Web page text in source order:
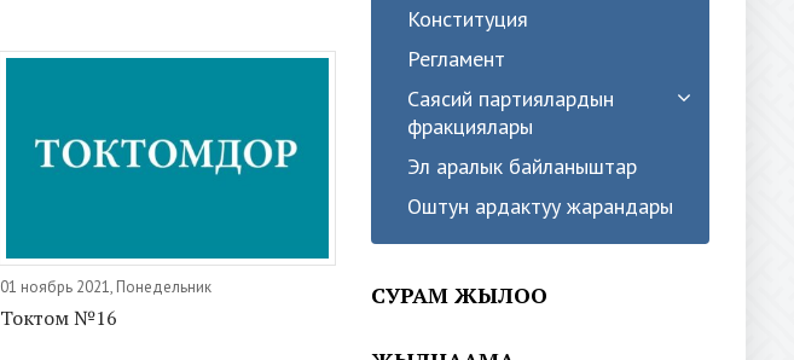
01 ноябрь 2021, Понедельник
Токтом №16
Конституция
Регламент
Саясий партиялардын
фракциялары
Эл аралык байланыштар
Оштун ардактуу жарандары
СУРАМ ЖЫЛОО